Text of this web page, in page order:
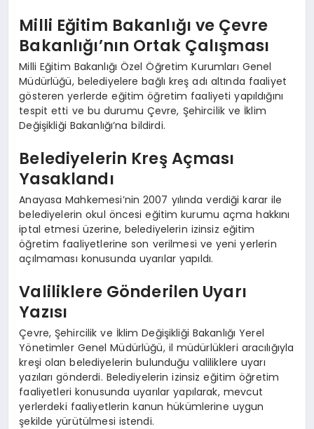
Milli Eğitim Bakanlığı ve Çevre
Bakanlığı’nın Ortak Çalışması
Milli Eğitim Bakanlığı Özel Öğretim Kurumları Genel
Müdürlüğü, belediyelere bağlı kreş adı altında faaliyet
gösteren yerlerde eğitim öğretim faaliyeti yapıldığını
tespit etti ve bu durumu Çevre, Şehircilik ve İklim
Değişikliği Bakanlığı’na bildirdi.
Belediyelerin Kreş Açması
Yasaklandı
Anayasa Mahkemesi’nin 2007 yılında verdiği karar ile
belediyelerin okul öncesi eğitim kurumu açma hakkını
iptal etmesi üzerine, belediyelerin izinsiz eğitim
öğretim faaliyetlerine son verilmesi ve yeni yerlerin
açılmaması konusunda uyarılar yapıldı.
Valiliklere Gönderilen Uyarı
Yazısı
Çevre, Şehircilik ve İklim Değişikliği Bakanlığı Yerel
Yönetimler Genel Müdürlüğü, il müdürlükleri aracılığıyla
kreşi olan belediyelerin bulunduğu valiliklere uyarı
yazıları gönderdi. Belediyelerin izinsiz eğitim öğretim
faaliyetleri konusunda uyarılar yapılarak, mevcut
yerlerdeki faaliyetlerin kanun hükümlerine uygun
şekilde yürütülmesi istendi.